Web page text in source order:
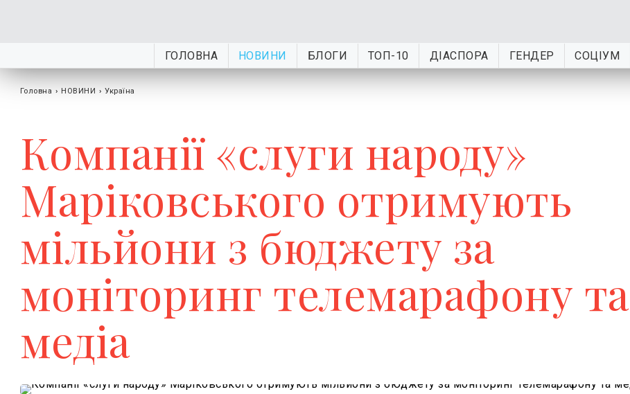
ГОЛОВНА НОВИНИ БЛОГИ ТОП-10 ДІАСПОРА ГЕНДЕР СОЦІУМ
Головна › НОВИНИ › Україна
Компанії «слуги народу»
Маріковського отримують
мільйони з бюджету за
моніторинг телемарафону та
медіа